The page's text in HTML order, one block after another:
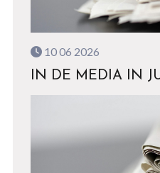
10 06 2026
IN DE MEDIA IN